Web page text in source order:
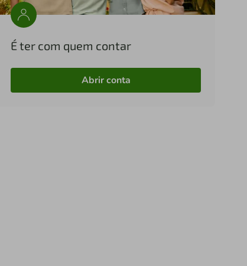
É ter com quem contar
Abrir conta